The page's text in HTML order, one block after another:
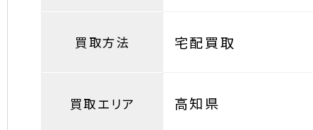
買取方法 宅配買取
買取エリア 高知県